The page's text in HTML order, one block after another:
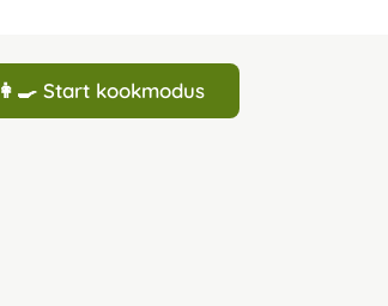
👩‍🍳 Start kookmodus